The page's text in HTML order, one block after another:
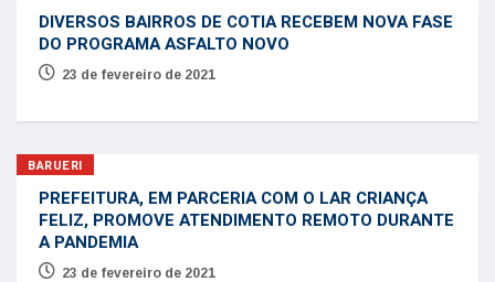
DIVERSOS BAIRROS DE COTIA RECEBEM NOVA FASE
DO PROGRAMA ASFALTO NOVO
23 de fevereiro de 2021
BARUERI
PREFEITURA, EM PARCERIA COM O LAR CRIANÇA
FELIZ, PROMOVE ATENDIMENTO REMOTO DURANTE
A PANDEMIA
23 de fevereiro de 2021